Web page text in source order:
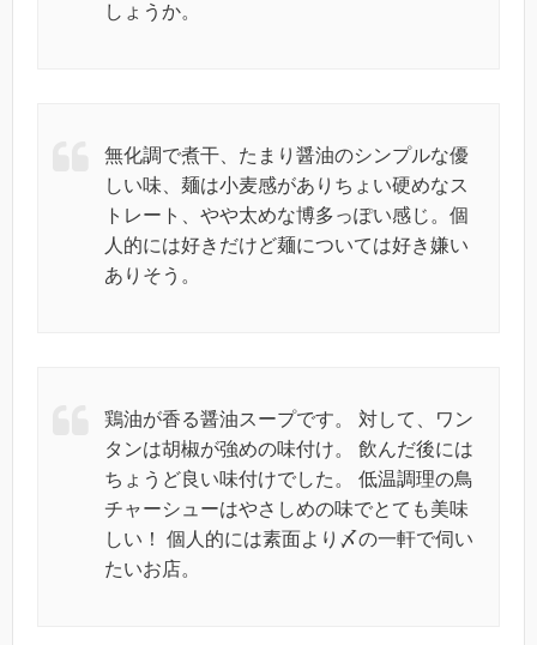
しょうか。
無化調で煮干、たまり醤油のシンプルな優
しい味、麺は小麦感がありちょい硬めなス
トレート、やや太めな博多っぽい感じ。個
人的には好きだけど麺については好き嫌い
ありそう。
鶏油が香る醤油スープです。 対して、ワン
タンは胡椒が強めの味付け。 飲んだ後には
ちょうど良い味付けでした。 低温調理の鳥
チャーシューはやさしめの味でとても美味
しい！ 個人的には素面より〆の一軒で伺い
たいお店。